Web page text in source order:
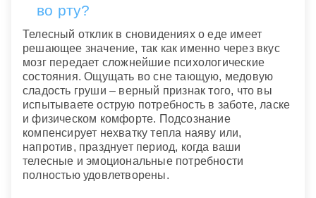
во рту?
Телесный отклик в сновидениях о еде имеет
решающее значение, так как именно через вкус
мозг передает сложнейшие психологические
состояния. Ощущать во сне тающую, медовую
сладость груши – верный признак того, что вы
испытываете острую потребность в заботе, ласке
и физическом комфорте. Подсознание
компенсирует нехватку тепла наяву или,
напротив, празднует период, когда ваши
телесные и эмоциональные потребности
полностью удовлетворены.